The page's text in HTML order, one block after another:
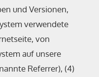
und Versionen,
verwendete
von
auf unsere
Referrer), (4)